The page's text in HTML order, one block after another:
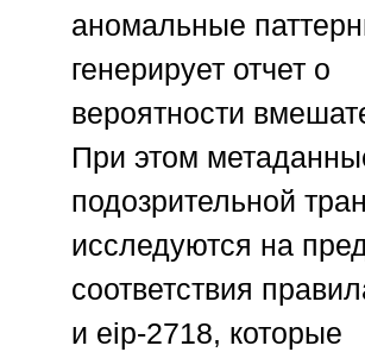
аномальные
генерирует отчет о
вероятности
При этом
подозрительной
исследуются на
соответствия
и eip-2718, которые